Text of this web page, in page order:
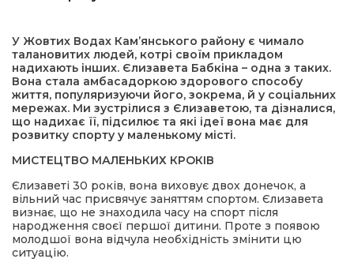
У Жовтих Водах Кам’янського району є чимало
талановитих людей, котрі своїм прикладом
надихають інших. Єлизавета Бабкіна – одна з таких.
Вона стала амбасадоркою здорового способу
життя, популяризуючи його, зокрема, й у соціальних
мережах. Ми зустрілися з Єлизаветою, та дізналися,
що надихає її, підсилює та які ідеї вона має для
розвитку спорту у маленькому місті.
МИСТЕЦТВО МАЛЕНЬКИХ КРОКІВ
Єлизаветі 30 років, вона виховує двох донечок, а
вільний час присвячує заняттям спортом. Єлизавета
визнає, що не знаходила часу на спорт після
народження своєї першої дитини. Проте з появою
молодшої вона відчула необхідність змінити цю
ситуацію.